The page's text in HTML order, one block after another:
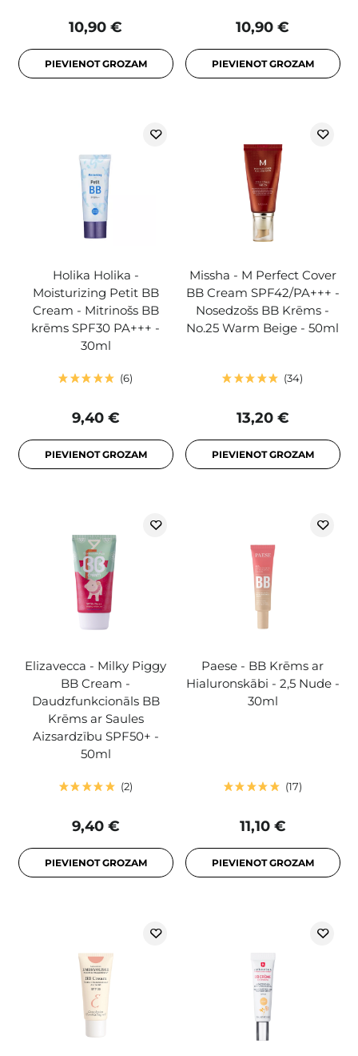
10,90 €
PIEVIENOT GROZAM
10,90 €
PIEVIENOT GROZAM
Holika Holika -
Moisturizing Petit BB
Cream - Mitrinošs BB
krēms SPF30 PA+++ -
30ml
6
9,40 €
PIEVIENOT GROZAM
Missha - M Perfect Cover
BB Cream SPF42/PA+++ -
Nosedzošs BB Krēms -
No.25 Warm Beige - 50ml
34
13,20 €
PIEVIENOT GROZAM
Elizavecca - Milky Piggy
BB Cream -
Daudzfunkcionāls BB
Krēms ar Saules
Aizsardzību SPF50+ -
50ml
2
9,40 €
PIEVIENOT GROZAM
Paese - BB Krēms ar
Hialuronskābi - 2,5 Nude -
30ml
17
11,10 €
PIEVIENOT GROZAM